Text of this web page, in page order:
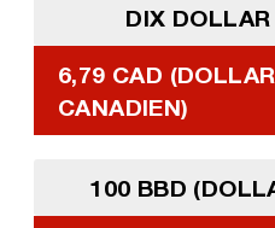
DIX
6,79 CAD (DOLLAR
CANADIEN)
100 BBD